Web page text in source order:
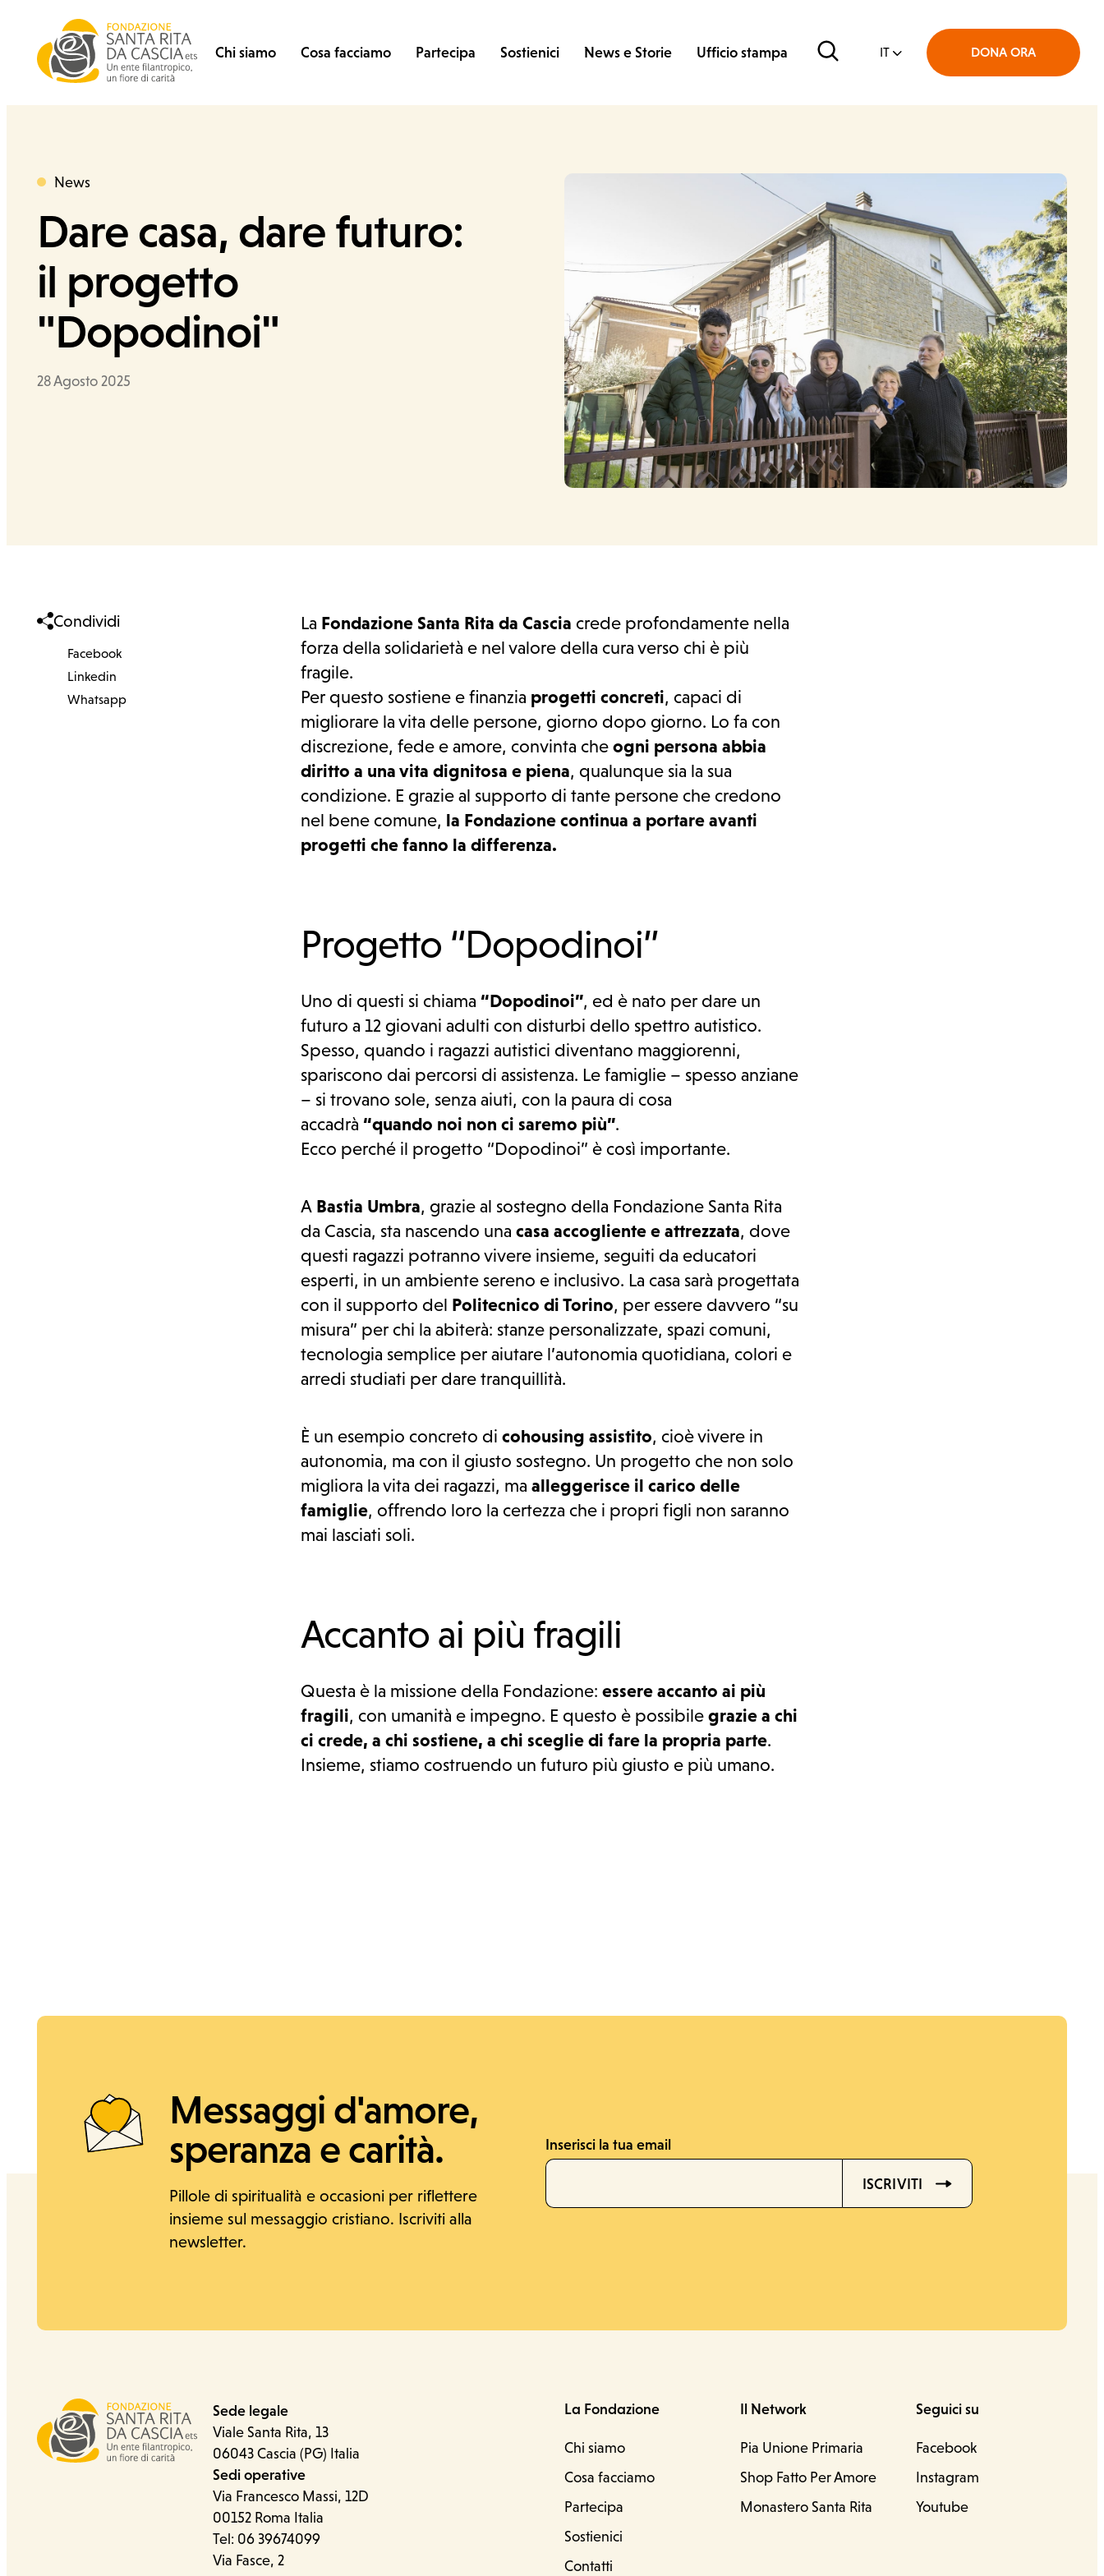
Vai al contenuto
Chi siamo Cosa facciamo Partecipa Sostienici News e Storie Ufficio stampa IT DONA ORA
Chi siamo
Categoria
News
Dare casa, dare futuro:
il progetto
"Dopodinoi"
Data
28 Agosto 2025
La Fondazione Santa Rita da Cascia crede profondamente nella
forza della solidarietà e nel valore della cura verso chi è più
fragile.
Per questo sostiene e finanzia progetti concreti, capaci di
migliorare la vita delle persone, giorno dopo giorno. Lo fa con
discrezione, fede e amore, convinta che ogni persona abbia
diritto a una vita dignitosa e piena, qualunque sia la sua
condizione. E grazie al supporto di tante persone che credono
nel bene comune, la Fondazione continua a portare avanti
progetti che fanno la differenza.
Progetto “Dopodinoi”
Uno di questi si chiama “Dopodinoi”, ed è nato per dare un
futuro a 12 giovani adulti con disturbi dello spettro autistico.
Spesso, quando i ragazzi autistici diventano maggiorenni,
spariscono dai percorsi di assistenza. Le famiglie – spesso anziane
– si trovano sole, senza aiuti, con la paura di cosa
accadrà “quando noi non ci saremo più”.
Ecco perché il progetto “Dopodinoi” è così importante.
A Bastia Umbra, grazie al sostegno della Fondazione Santa Rita
da Cascia, sta nascendo una casa accogliente e attrezzata, dove
questi ragazzi potranno vivere insieme, seguiti da educatori
esperti, in un ambiente sereno e inclusivo. La casa sarà progettata
con il supporto del Politecnico di Torino, per essere davvero “su
misura” per chi la abiterà: stanze personalizzate, spazi comuni,
tecnologia semplice per aiutare l’autonomia quotidiana, colori e
arredi studiati per dare tranquillità.
È un esempio concreto di cohousing assistito, cioè vivere in
autonomia, ma con il giusto sostegno. Un progetto che non solo
migliora la vita dei ragazzi, ma alleggerisce il carico delle
famiglie, offrendo loro la certezza che i propri figli non saranno
mai lasciati soli.
Accanto ai più fragili
Questa è la missione della Fondazione: essere accanto ai più
fragili, con umanità e impegno. E questo è possibile grazie a chi
ci crede, a chi sostiene, a chi sceglie di fare la propria parte.
Insieme, stiamo costruendo un futuro più giusto e più umano.
Condividi
Facebook
Facebook
Linkedin
Linkedin
Whatsapp
Whatsapp
Messaggi d'amore,
speranza e carità.
Pillole di spiritualità e occasioni per riflettere
insieme sul messaggio cristiano. Iscriviti alla
newsletter.
Inserisci la tua email
ISCRIVITI
Sede legale
Viale Santa Rita, 13
06043 Cascia (PG) Italia
Sedi operative
Via Francesco Massi, 12D
00152 Roma Italia
Tel: 06 39674099
Via Fasce, 2
La Fondazione
Chi siamo
Cosa facciamo
Partecipa
Sostienici
Contatti
Il Network
Pia Unione Primaria
Shop Fatto Per Amore
Monastero Santa Rita
Seguici su
Facebook
Instagram
Youtube